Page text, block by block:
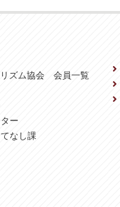
ズム協会 会員一覧
ー
なし課